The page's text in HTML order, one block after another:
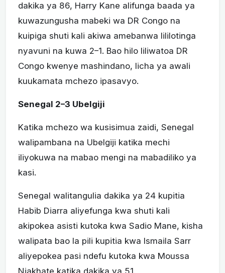
dakika ya 86, Harry Kane alifunga baada ya
kuwazungusha mabeki wa DR Congo na
kuipiga shuti kali akiwa amebanwa lililotinga
nyavuni na kuwa 2–1. Bao hilo liliwatoa DR
Congo kwenye mashindano, licha ya awali
kuukamata mchezo ipasavyo.
Senegal 2–3 Ubelgiji
Katika mchezo wa kusisimua zaidi, Senegal
walipambana na Ubelgiji katika mechi
iliyokuwa na mabao mengi na mabadiliko ya
kasi.
Senegal walitangulia dakika ya 24 kupitia
Habib Diarra aliyefunga kwa shuti kali
akipokea asisti kutoka kwa Sadio Mane, kisha
walipata bao la pili kupitia kwa Ismaila Sarr
aliyepokea pasi ndefu kutoka kwa Moussa
Niakhate katika dakika ya 51.